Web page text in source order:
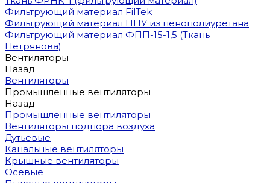
Фильтрующий материал FilTek
Фильтрующий материал ППУ из пенополиуретана
Фильтрующий материал ФПП-15-1,5 (Ткань
Петрянова)
Вентиляторы
Назад
Вентиляторы
Промышленные вентиляторы
Назад
Промышленные вентиляторы
Вентиляторы подпора воздуха
Дутьевые
Канальные вентиляторы
Крышные вентиляторы
Осевые